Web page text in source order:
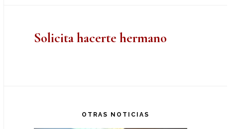
Solicita hacerte hermano
OTRAS NOTICIAS